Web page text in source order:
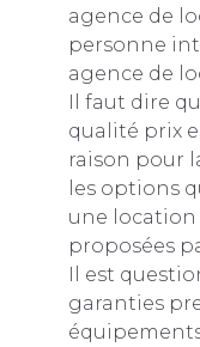
agence de
personne
agence de
Il faut dire
qualité prix
raison pour
les options
une location
proposées
Il est
garanties